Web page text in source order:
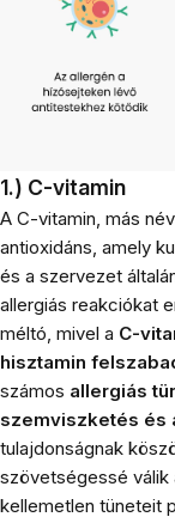
1.) C-vitamin
A C-vitamin, más
antioxidáns, amely
és a szervezet
allergiás reakciókat
méltó, mivel a C-
hisztamin
számos allergiás
szemviszketés és
tulajdonságnak
szövetségessé válik
kellemetlen tüneteit